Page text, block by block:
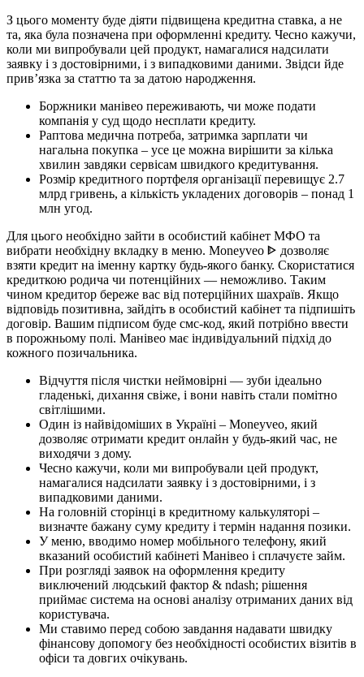
З цього моменту буде діяти підвищена кредитна ставка, а не
та, яка була позначена при оформленні кредиту. Чесно кажучи,
коли ми випробували цей продукт, намагалися надсилати
заявку і з достовірними, і з випадковими даними. Звідси йде
прив’язка за статтю та за датою народження.
Боржники манівео переживають, чи може подати
компанія у суд щодо несплати кредиту.
Раптова медична потреба, затримка зарплати чи
нагальна покупка – усе це можна вирішити за кілька
хвилин завдяки сервісам швидкого кредитування.
Розмір кредитного портфеля організації перевищує 2.7
млрд гривень, а кількість укладених договорів – понад 1
млн угод.
Для цього необхідно зайти в особистий кабінет МФО та
вибрати необхідну вкладку в меню. Moneyveo ᐈ дозволяє
взяти кредит на іменну картку будь-якого банку. Скористатися
кредиткою родича чи потенційних — неможливо. Таким
чином кредитор береже вас від потерційних шахраїв. Якщо
відповідь позитивна, зайдіть в особистий кабінет та підпишіть
договір. Вашим підписом буде смс-код, який потрібно ввести
в порожньому полі. Манівео має індивідуальний підхід до
кожного позичальника.
Відчуття після чистки неймовірні — зуби ідеально
гладенькі, дихання свіже, і вони навіть стали помітно
світлішими.
Один із найвідоміших в Україні – Moneyveo, який
дозволяє отримати кредит онлайн у будь-який час, не
виходячи з дому.
Чесно кажучи, коли ми випробували цей продукт,
намагалися надсилати заявку і з достовірними, і з
випадковими даними.
На головній сторінці в кредитному калькуляторі –
визначте бажану суму кредиту і термін надання позики.
У меню, вводимо номер мобільного телефону, який
вказаний особистий кабінеті Манівео і сплачуєте займ.
При розгляді заявок на оформлення кредиту
виключений людський фактор & ndash; рішення
приймає система на основі аналізу отриманих даних від
користувача.
Ми ставимо перед собою завдання надавати швидку
фінансову допомогу без необхідності особистих візитів в
офіси та довгих очікувань.